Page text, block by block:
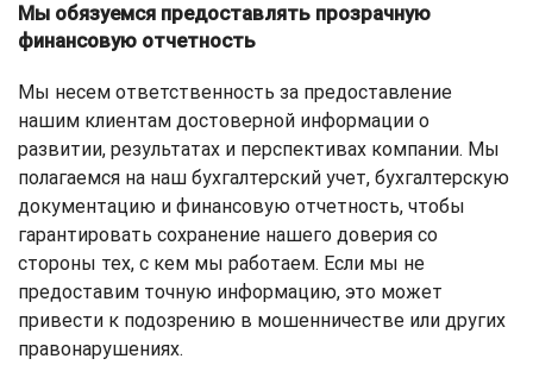
Мы обязуемся предоставлять прозрачную
финансовую отчетность
Мы несем ответственность за предоставление
нашим клиентам достоверной информации о
развитии, результатах и ​​перспективах компании. Мы
полагаемся на наш бухгалтерский учет, бухгалтерскую
документацию и финансовую отчетность, чтобы
гарантировать сохранение нашего доверия со
стороны тех, с кем мы работаем. Если мы не
предоставим точную информацию, это может
привести к подозрению в мошенничестве или других
правонарушениях.